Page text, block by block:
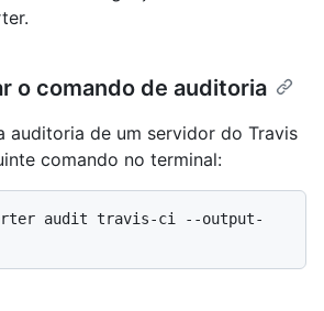
o comando de auditoria
auditoria de um servidor do Travis
comando no terminal:
audit travis-ci --output-